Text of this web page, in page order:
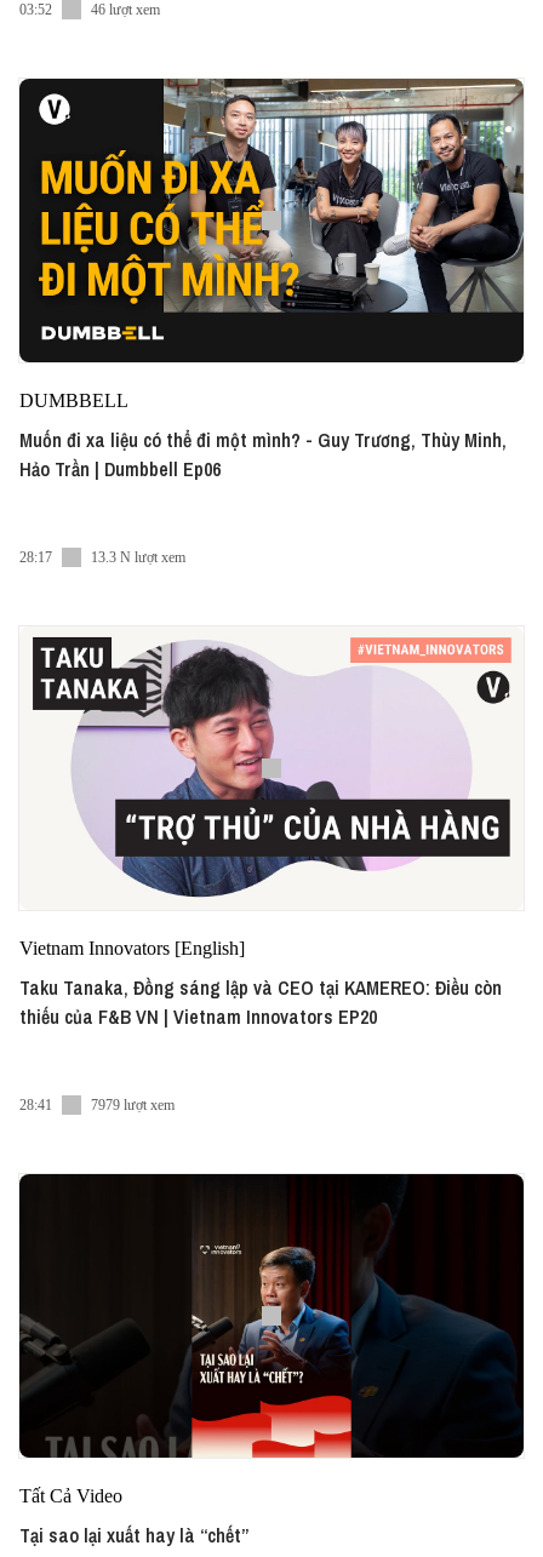
03:52 46 lượt xem
DUMBBELL
Muốn đi xa liệu có thể đi một mình? - Guy Trương, Thùy Minh,
Hảo Trần | Dumbbell Ep06
28:17 13.3 N lượt xem
Vietnam Innovators [English]
Taku Tanaka, Đồng sáng lập và CEO tại KAMEREO: Điều còn
thiếu của F&B VN | Vietnam Innovators EP20
28:41 7979 lượt xem
Tất Cả Video
Tại sao lại xuất hay là “chết”